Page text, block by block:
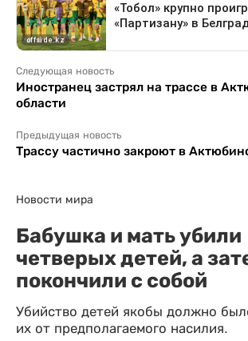
Следующая новость
Иностранец застрял на трассе в
области
Предыдущая новость
Трассу частично закроют в
Новости мира
Бабушка и мать убили
четверых детей, а
покончили с собой
Убийство детей якобы должно
их от предполагаемого насилия.